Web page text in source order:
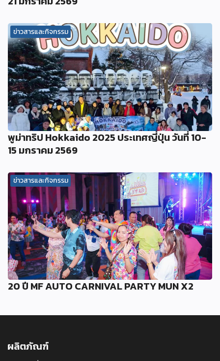
ข่าวสารและกิจกรรม
พูม่าทริป Hokkaido 2025 ประเทศญี่ปุ่น วันที่ 10-
15 มกราคม 2569
ข่าวสารและกิจกรรม
20 ปี MF AUTO CARNIVAL PARTY MUN X2
ผลิตภัณฑ์